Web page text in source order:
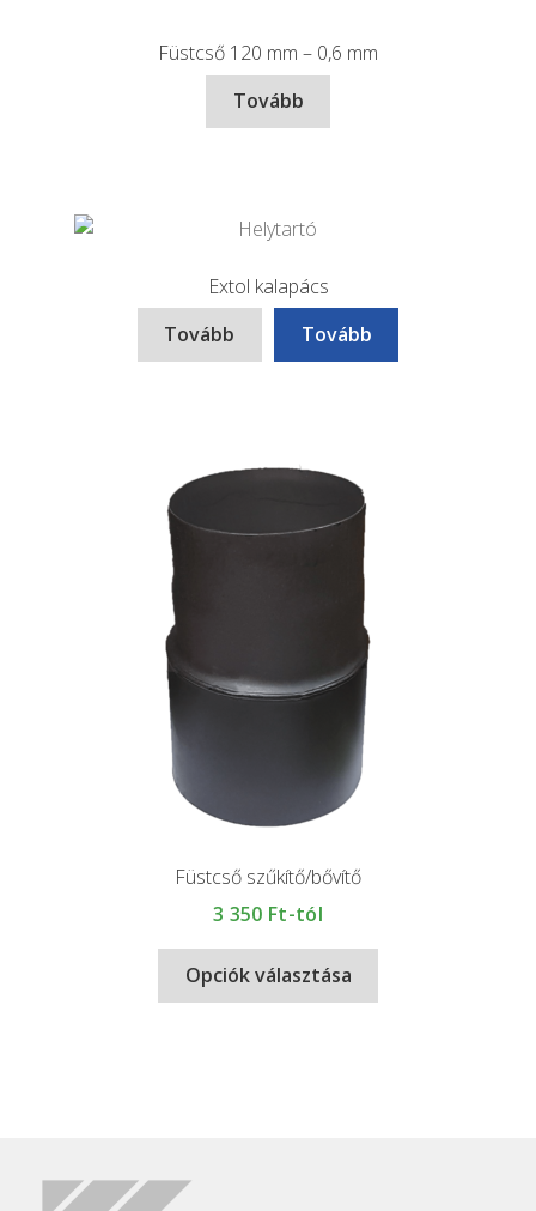
Füstcső 120 mm – 0,6 mm
Tovább
Extol kalapács
Tovább
Tovább
Füstcső szűkítő/bővítő
3 350 Ft-tól
Opciók választása